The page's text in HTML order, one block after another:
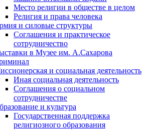
Место религии в обществе в целом
Религия и права человека
и силовые структуры
Соглашения и практическое
сотрудничество
в Музее им. А.Сахарова
и социальная деятельность
Иная социальная деятельность
Соглашения о социальном
сотрудничестве
и культура
Государственная поддержка
религиозного образования